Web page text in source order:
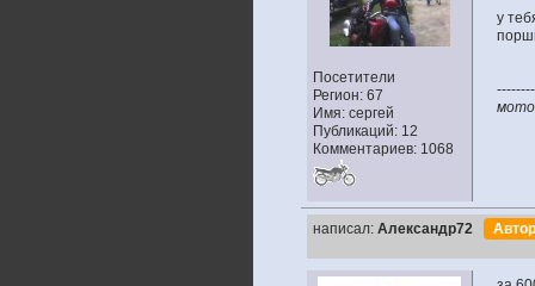
Посетители
Регион: 67
Имя: сергей
Публикаций: 12
Комментариев: 1068
у
написал: Александр72